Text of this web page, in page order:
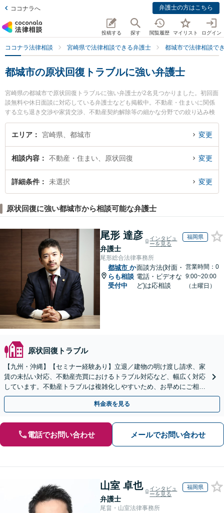
ココナラへ 弁護士の方はこちら
投稿する 探す 閲覧履歴 マイリスト ログイン
ココナラ法律相談 宮崎県で法律相談できる弁護士 都城市で法律相談で
都城市の原状回復トラブルに強い弁護士
宮崎県の都城市で原状回復トラブルに強い弁護士が2名見つかりました。初回面
談無料や休日面談に対応している弁護士なども掲載中。不動産・住まいに関係
する立ち退き交渉や家賃交渉、不動産契約解除等の細かな分野での絞り込み検
索もでき便利です。特に佐々木健法律事務所の佐々木 健弁護士や近藤和弘法律
事務所の近藤 和弘弁護士のプロフィール情報や弁護士費用、強みなどが注目さ
な近くの弁護士を検索したい』『初回相談無料で原状回復トラブルを法律相談
できる都城市内の弁護士に相談予約したい』などでお困りの相談者さんにおす
すめです。
エリア 宮崎県、都城市 変更
相談内容 不動産・住まい、原状回復 変更
詳細条件 未選択 変更
原状回復に強い都城市から相談可能な弁護士
尾形 達彦
弁護士
インタビュ
ーを見る
福岡県
尾形総合法律事務所
都城市 か
らも相談
受付中
面談方法(対面・
電話・ビデオな
ど)は応相談
営業時間：0
9:00~20:00
（土曜日）
原状回復トラブル
【九州・沖縄】【セミナー経験あり】立退／建物の明け渡し請求、家
賃の未払い対応、不動産売買におけるトラブル対応など、幅広く対応
しています。不動産トラブルは複雑化しやすいため、お早めにご相談
ください。【休日・夜間面談可】
料金表を見る
電話でお問い合わせ メールでお問い合わせ
山室 卓也
弁護士
インタビュ
ーを見る
福岡県
尾畠・山室法律事務所